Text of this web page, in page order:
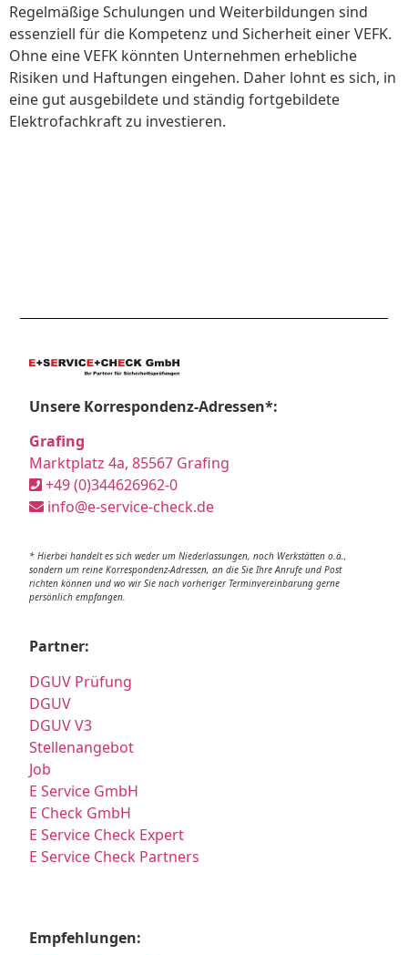
Regelmäßige Schulungen und Weiterbildungen sind
essenziell für die Kompetenz und Sicherheit einer VEFK.
Ohne eine VEFK könnten Unternehmen erhebliche
Risiken und Haftungen eingehen. Daher lohnt es sich, in
eine gut ausgebildete und ständig fortgebildete
Elektrofachkraft zu investieren.
Unsere Korrespondenz-Adressen*:
Grafing
Marktplatz 4a, 85567 Grafing
+49 (0)344626962-0
info@e-service-check.de
* Hierbei handelt es sich weder um Niederlassungen, noch Werkstätten o.ä.,
sondern um reine Korrespondenz-Adressen, an die Sie Ihre Anrufe und Post
richten können und wo wir Sie nach vorheriger Terminvereinbarung gerne
persönlich empfangen.
Partner:
DGUV Prüfung
DGUV
DGUV V3
Stellenangebot
Job
E Service GmbH
E Check GmbH
E Service Check Expert
E Service Check Partners
Empfehlungen: